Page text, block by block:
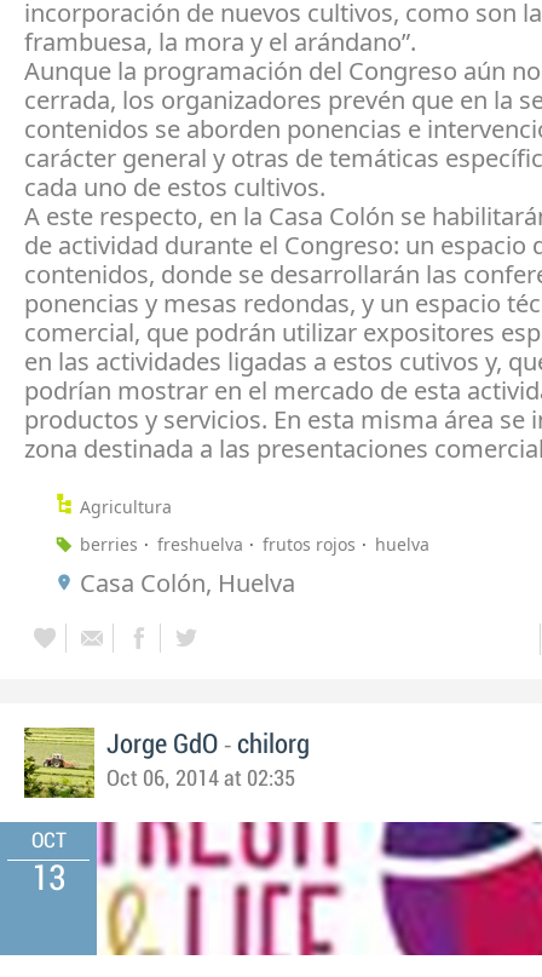
incorporación de nuevos cultivos, como son la
frambuesa, la mora y el arándano”.
Aunque la programación del Congreso aún
cerrada, los organizadores prevén que en la
contenidos se aborden ponencias e
carácter general y otras de temáticas
cada uno de estos cultivos.
A este respecto, en la Casa Colón se
de actividad durante el Congreso: un espacio
contenidos, donde se desarrollarán las
ponencias y mesas redondas, y un espacio
comercial, que podrán utilizar expositores
en las actividades ligadas a estos cutivos y,
podrían mostrar en el mercado de esta
productos y servicios. En esta misma área se
zona destinada a las presentaciones
Agricultura
berries
freshuelva frutos rojos huelva
Casa Colón, Huelva
Jorge GdO - chilorg
Oct 06, 2014 at 02:35
OCT
13